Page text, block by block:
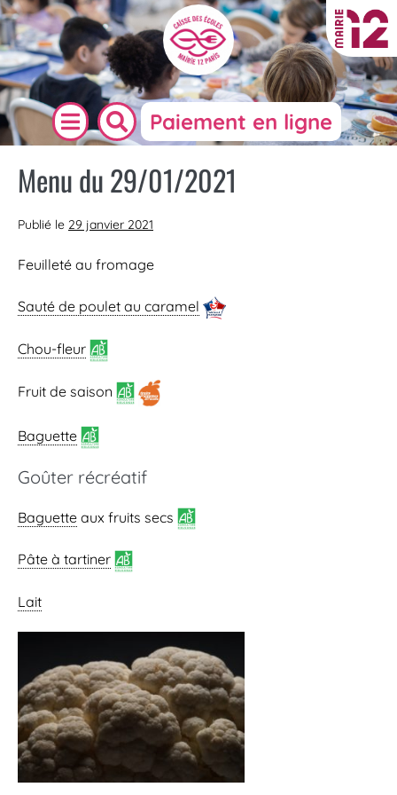
Paiement en ligne
Menu du 29/01/2021
Publié le 29 janvier 2021
Feuilleté au fromage
Sauté de poulet au caramel
Chou-fleur
Fruit de saison
Baguette
Goûter récréatif
Baguette aux fruits secs
Pâte à tartiner
Lait